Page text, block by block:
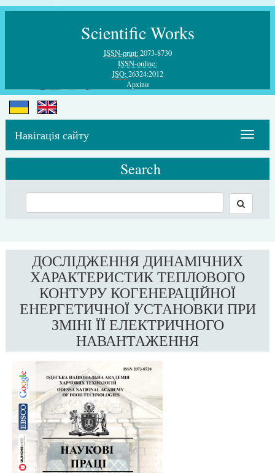
Scientific Works
ISSN-print:2073-8730
ISSN-online:
ISO:26324:2012
Архiви
Toggle
Навігація сайту
Search
ДОСЛІДЖЕННЯ ДИНАМІЧНИХ
ХАРАКТЕРИСТИК ТЕПЛОВОГО
КОНТУРУ КОГЕНЕРАЦІЙНОЇ
ЕНЕРГЕТИЧНОЇ УСТАНОВКИ ПРИ
ЗМІНІ ЇЇ ЕЛЕКТРИЧНОГО
НАВАНТАЖЕННЯ